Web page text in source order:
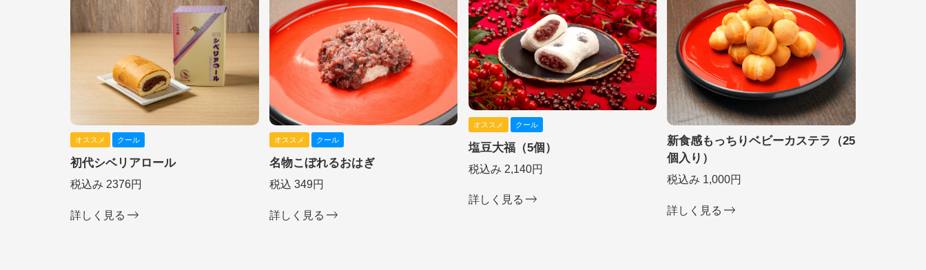
オススメ クール
初代シベリアロール
税込み 2376円
詳しく見る
オススメ クール
名物こぼれるおはぎ
税込 349円
詳しく見る
オススメ クール
塩豆大福（5個）
税込み 2,140円
詳しく見る
新食感もっちりベビーカステラ（25
個入り）
税込み 1,000円
詳しく見る